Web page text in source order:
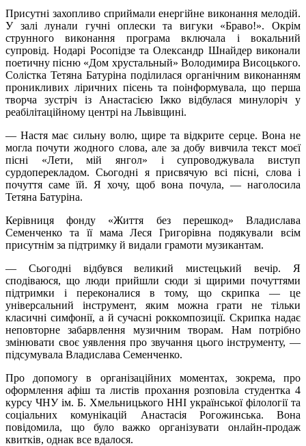
Присутні захопливо сприймали енергійне виконання мелодій.
У залі лунали гучні оплески та вигуки «Браво!». Окрім
струнного виконання програма включала і вокальний
супровід. Нодарі Росопідзе та Олександр Шнайдер виконали
поетичну пісню «Дом хрустальный» Володимира Висоцького.
Солістка Тетяна Батуріна поділилася органічним виконанням
проникливих ліричних пісень та поінформувала, що перша
творча зустріч із Анастасією Іжко відбулася минулоріч у
реабілітаційному центрі на Львівщині.
— Настя має сильну волю, щире та відкрите серце. Вона не
могла почути жодного слова, але за добу вивчила текст моєї
пісні «Лети, мій янгол» і супроводжувала виступ
сурдоперекладом. Сьогодні я присвячую всі пісні, слова і
почуття саме їй. Я хочу, щоб вона почула, — наголосила
Тетяна Батуріна.
Керівниця фонду «Життя без перешкод» Владислава
Семенченко та її мама Леся Григорівна подякували всім
присутнім за підтримку й видали грамоти музикантам.
— Сьогодні відбувся великий мистецький вечір. Я
сподіваюся, що люди прийшли сюди зі щирими почуттями
підтримки і переконалися в тому, що скрипка — це
універсальний інструмент, яким можна грати не тільки
класичні симфонії, а й сучасні роккомпозиції. Скрипка надає
неповторне забарвлення музичним творам. Нам потрібно
змінювати своє уявлення про звучання цього інструменту, —
підсумувала Владислава Семенченко.
Про допомогу в організаційних моментах, зокрема, про
оформлення афіш та листів прохання розповіла студентка 4
курсу ЧНУ ім. Б. Хмельницького ННІ української філології та
соціальних комунікацій Анастасія Рогожинська. Вона
повідомила, що було важко організувати онлайн-продаж
квитків, однак все вдалося.